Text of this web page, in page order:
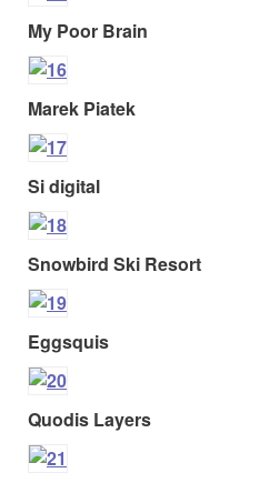
My Poor Brain
Marek Piatek
Si digital
Snowbird Ski Resort
Eggsquis
Quodis Layers